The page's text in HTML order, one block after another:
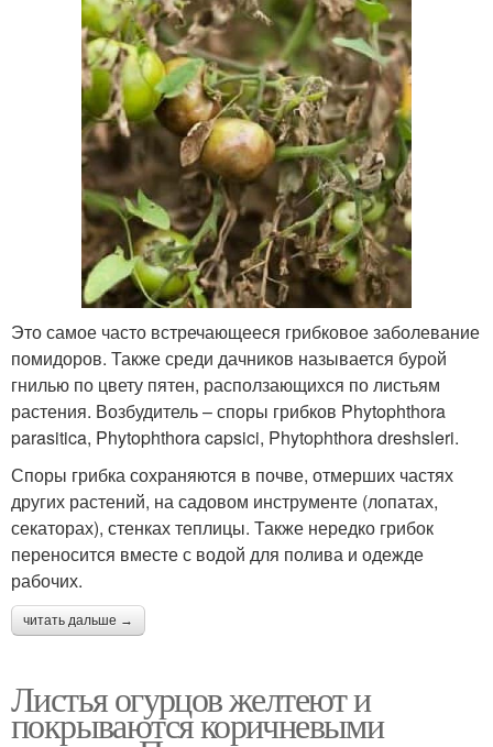
Это самое часто встречающееся грибковое заболевание
помидоров. Также среди дачников называется бурой
гнилью по цвету пятен, расползающихся по листьям
растения. Возбудитель – споры грибков Phytophthora
parasitica, Phytophthora capsici, Phytophthora dreshsleri.
Споры грибка сохраняются в почве, отмерших частях
других растений, на садовом инструменте (лопатах,
секаторах), стенках теплицы. Также нередко грибок
переносится вместе с водой для полива и одежде
рабочих.
читать дальше →
Листья огурцов желтеют и
покрываются коричневыми